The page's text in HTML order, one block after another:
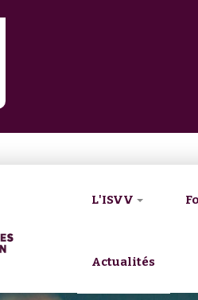
L'ISVV
Actualités